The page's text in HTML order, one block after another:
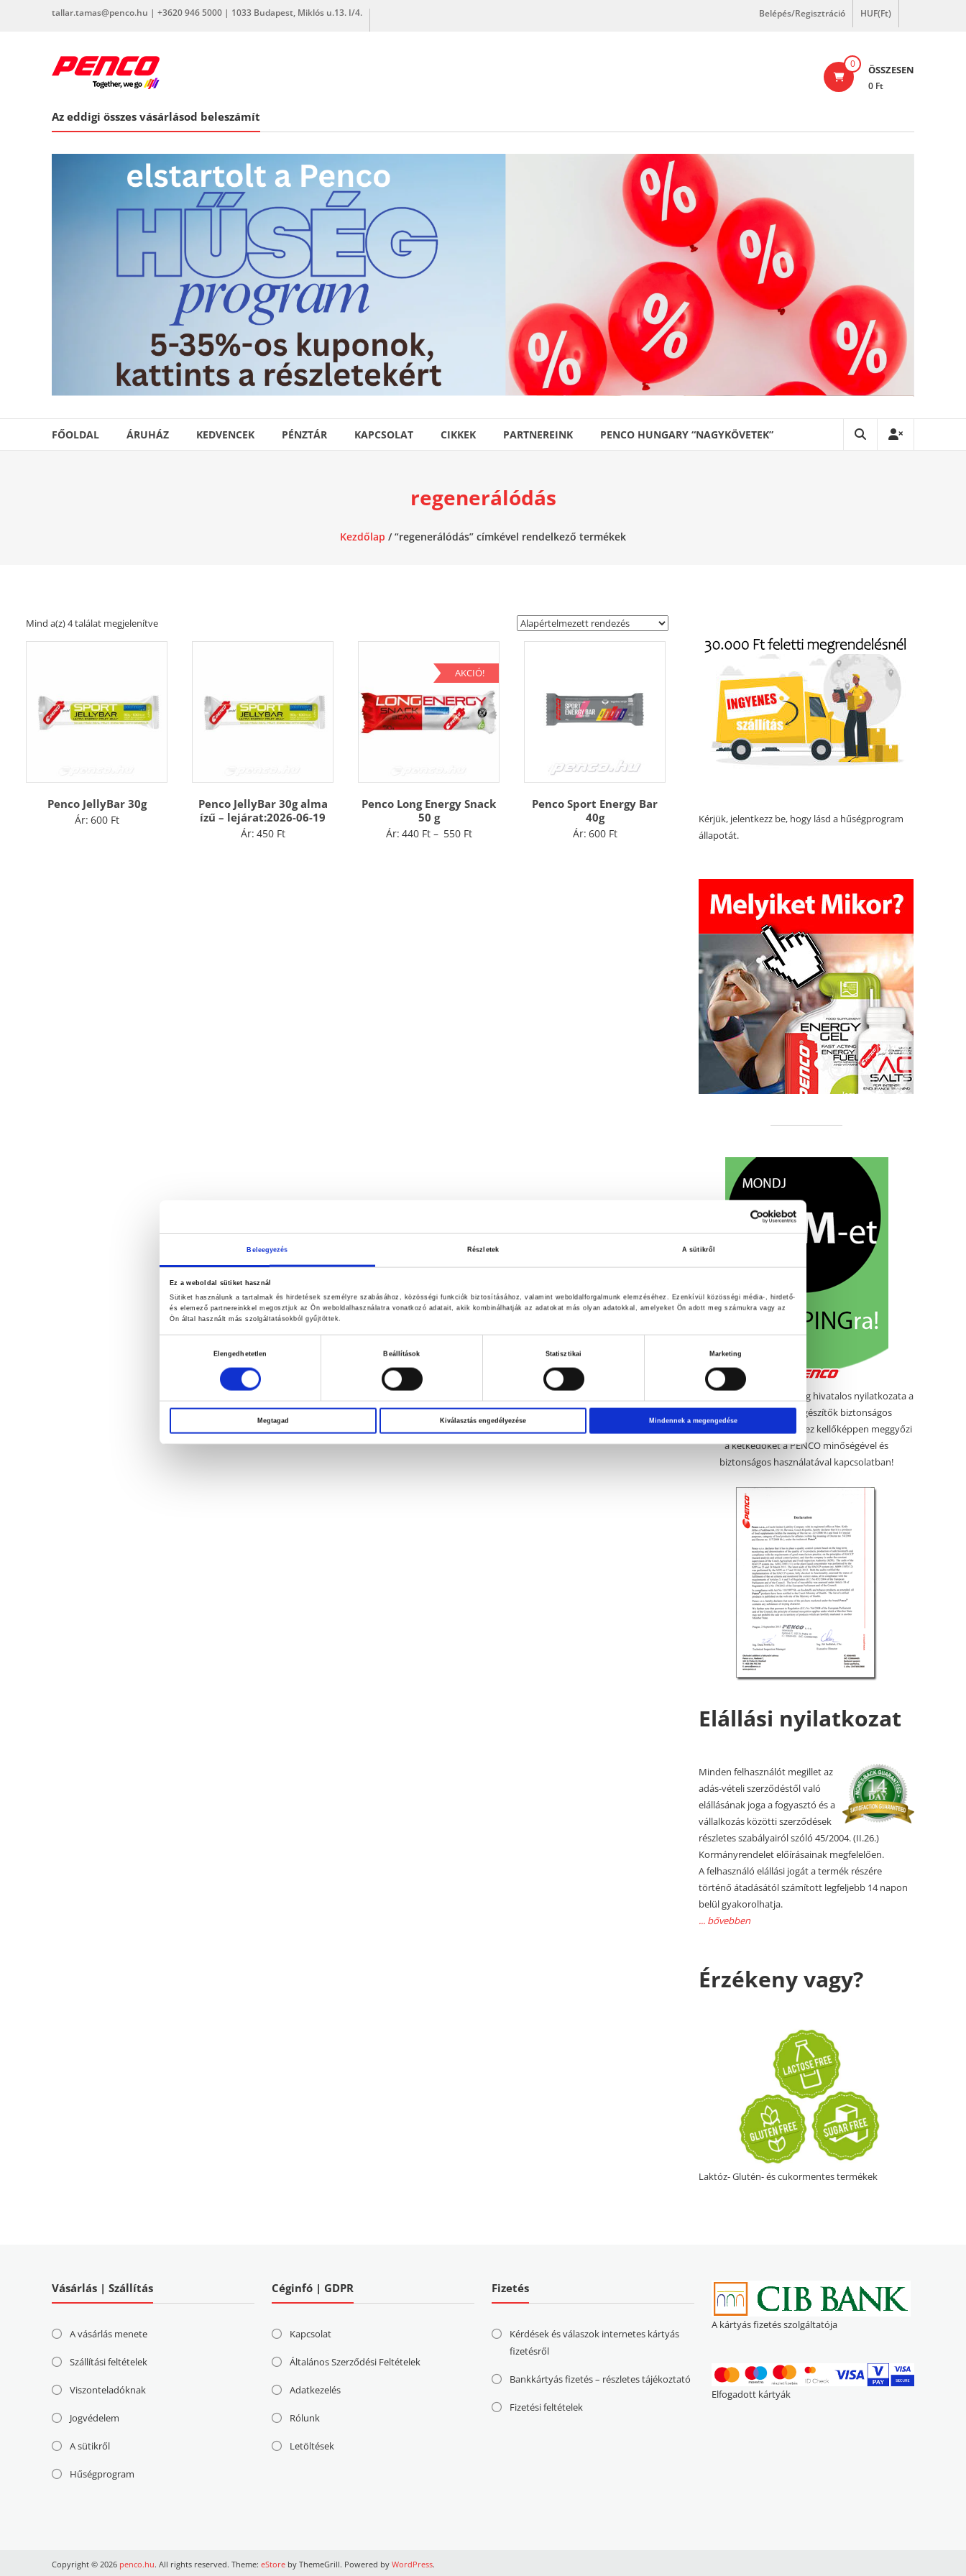
Beleegyezés Részletek A sütikről
Ez a weboldal sütiket használ
Sütiket használunk a tartalmak és hirdetések személyre szabásához, közösségi funkciók biztosításához, valamint weboldalforgalmunk elemzéséhez. Ezenkívül közösségi média-, hirdető-
és elemező partnereinkkel megosztjuk az Ön weboldalhasználatra vonatkozó adatait, akik kombinálhatják az adatokat más olyan adatokkal, amelyeket Ön adott meg számukra vagy az
Ön által használt más szolgáltatásokból gyűjtöttek.
Elengedhetetlen Beállítások Statisztikai Marketing
Megtagad Kiválasztás engedélyezése Mindennek a megengedése
tallar.tamas@penco.hu | +3620 946 5000 | 1033 Budapest, Miklós u.13. I/4. Belépés/Regisztráció HUF(Ft)
penco.hu 0 ÖSSZESEN
0 Ft
Az eddigi összes vásárlásod beleszámít
FŐOLDAL ÁRUHÁZ KEDVENCEK PÉNZTÁR KAPCSOLAT CIKKEK PARTNEREINK PENCO HUNGARY “NAGYKÖVETEK”
regenerálódás
Kezdőlap / “regenerálódás” címkével rendelkező termékek
Mind a(z) 4 találat megjelenítve
Penco JellyBar 30g
Ár: 600 Ft
Penco JellyBar 30g alma
ízű – lejárat:2026-06-19
Ár: 450 Ft
AKCIÓ!
Penco Long Energy Snack
50 g
Ár: 440 Ft – 550 FtÁrtartomány:
Penco Sport Energy Bar
40g
Ár: 600 Ft
Kérjük, jelentkezz be, hogy lásd a hűségprogram
állapotát.
Megérkezett a PENCO cég hivatalos nyilatkozata a
PENCO táplálék-kiegészítők biztonságos
használatáról. Remélem ez kellőképpen meggyőzi
a kétkedőket a PENCO minőségével és
biztonságos használatával kapcsolatban!
Elállási nyilatkozat
Minden felhasználót megillet az
adás-vételi szerződéstől való
elállásának joga a fogyasztó és a
vállalkozás közötti szerződések
részletes szabályairól szóló 45/2004. (II.26.)
Kormányrendelet előírásainak megfelelően.
A felhasználó elállási jogát a termék részére
történő átadásától számított legfeljebb 14 napon
belül gyakorolhatja.
... bővebben
Érzékeny vagy?
Laktóz- Glutén- és cukormentes termékek
Vásárlás | Szállítás
A vásárlás menete
Szállítási feltételek
Viszonteladóknak
Jogvédelem
A sütikről
Hűségprogram
Céginfó | GDPR
Kapcsolat
Általános Szerződési Feltételek
Adatkezelés
Rólunk
Letöltések
Fizetés
Kérdések és válaszok internetes kártyás
fizetésről
Bankkártyás fizetés – részletes tájékoztató
Fizetési feltételek
A kártyás fizetés szolgáltatója
Elfogadott kártyák
Copyright © 2026 penco.hu. All rights reserved. Theme: eStore by ThemeGrill. Powered by WordPress.